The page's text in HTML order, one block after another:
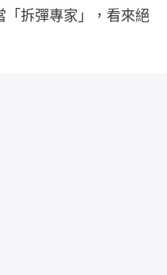
「拆彈專家」，看來絕